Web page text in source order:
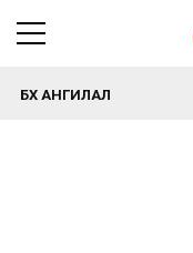
БҮХ АНГИЛАЛ